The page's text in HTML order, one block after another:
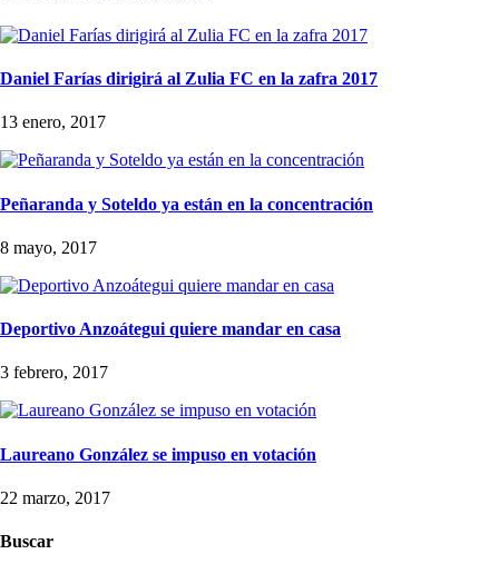
Daniel Farías dirigirá al Zulia FC en la zafra 2017
13 enero, 2017
Peñaranda y Soteldo ya están en la concentración
8 mayo, 2017
Deportivo Anzoátegui quiere mandar en casa
3 febrero, 2017
Laureano González se impuso en votación
22 marzo, 2017
Buscar